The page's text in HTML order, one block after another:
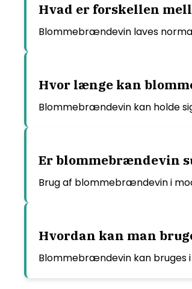
Hvad er forskellen
Blommebrændevin laves
Hvor længe kan
Blommebrændevin kan holde
Er blommebrændevin
Brug af blommebrændevin i
Hvordan kan man
Blommebrændevin kan bruges